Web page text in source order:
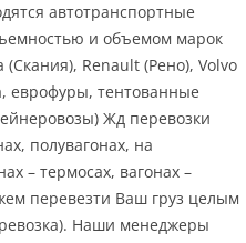
автотранспортные
и объемом марок
Renault (Рено), Volvo
еврофуры, тентованные
Жд перевозки
полувагонах, на
– термосах, вагонах –
перевезти Ваш груз целым
Наши менеджеры